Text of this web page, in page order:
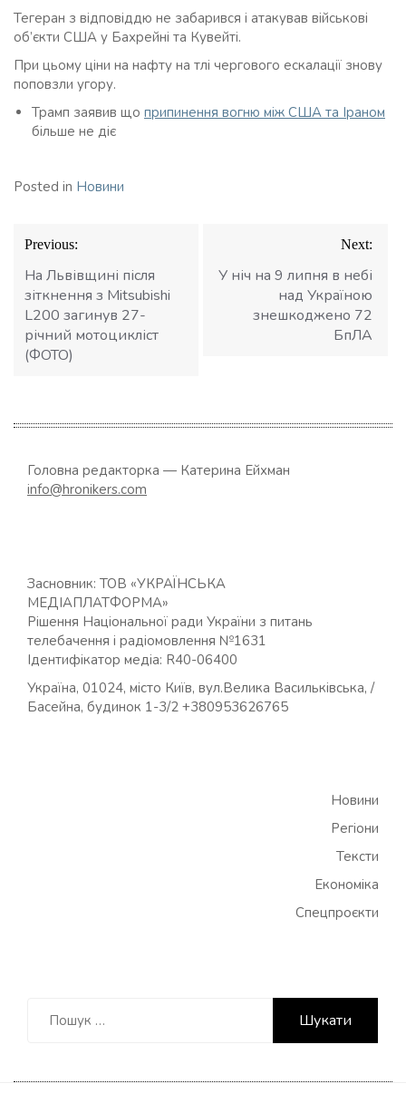
Тегеран з відповіддю не забарився і атакував військові
об’єкти США у Бахрейні та Кувейті.
При цьому ціни на нафту на тлі чергового ескалації знову
поповзли угору.
Трамп заявив що припинення вогню між США та Іраном
більше не діє
Posted in Новини
Навігація
записів
Previous:
На Львівщині після
зіткнення з Mitsubishi
L200 загинув 27-
річний мотоцикліст
(ФОТО)
Next:
У ніч на 9 липня в небі
над Україною
знешкоджено 72
БпЛА
Головна редакторка — Катерина Ейхман
info@hronikers.com
Засновник: ТОВ «УКРАЇНСЬКА
МЕДІАПЛАТФОРМА»
Рішення Національної ради України з питань
телебачення і радіомовлення №1631
Ідентифікатор медіа: R40-06400
Україна, 01024, місто Київ, вул.Велика Васильківська, /
Басейна, будинок 1-3/2 +380953626765
Новини
Регіони
Тексти
Економіка
Спецпроєкти